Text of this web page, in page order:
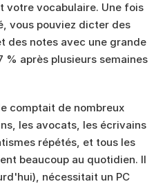
votre vocabulaire. Une fois
vous pouviez dicter des
des notes avec une grande
% après plusieurs semaines
comptait de nombreux
les avocats, les écrivains
répétés, et tous les
beaucoup au quotidien. Il
nécessitait un PC